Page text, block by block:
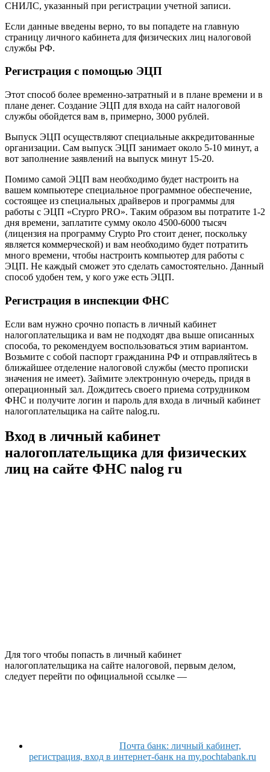
СНИЛС, указанный при регистрации учетной записи.
Если данные введены верно, то вы попадете на главную
страницу личного кабинета для физических лиц налоговой
службы РФ.
Регистрация с помощью ЭЦП
Этот способ более временно-затратный и в плане времени и в
плане денег. Создание ЭЦП для входа на сайт налоговой
службы обойдется вам в, примерно, 3000 рублей.
Выпуск ЭЦП осуществляют специальные аккредитованные
организации. Сам выпуск ЭЦП занимает около 5-10 минут, а
вот заполнение заявлений на выпуск минут 15-20.
Помимо самой ЭЦП вам необходимо будет настроить на
вашем компьютере специальное программное обеспечение,
состоящее из специальных драйверов и программы для
работы с ЭЦП «Crypro PRO». Таким образом вы потратите 1-2
дня времени, заплатите сумму около 4500-6000 тысяч
(лицензия на программу Crypto Pro стоит денег, поскольку
является коммерческой) и вам необходимо будет потратить
много времени, чтобы настроить компьютер для работы с
ЭЦП. Не каждый сможет это сделать самостоятельно. Данный
способ удобен тем, у кого уже есть ЭЦП.
Регистрация в инспекции ФНС
Если вам нужно срочно попасть в личный кабинет
налогоплательщика и вам не подходят два выше описанных
способа, то рекомендуем воспользоваться этим вариантом.
Возьмите с собой паспорт гражданина РФ и отправляйтесь в
ближайшее отделение налоговой службы (место прописки
значения не имеет). Займите электронную очередь, придя в
операционный зал. Дождитесь своего приема сотрудником
ФНС и получите логин и пароль для входа в личный кабинет
налогоплательщика на сайте nalog.ru.
Вход в личный кабинет
налогоплательщика для физических
лиц на сайте ФНС nalog ru
Для того чтобы попасть в личный кабинет
налогоплательщика на сайте налоговой, первым делом,
следует перейти по официальной ссылке —
Почта банк: личный кабинет,
регистрация, вход в интернет-банк на my.pochtabank.ru